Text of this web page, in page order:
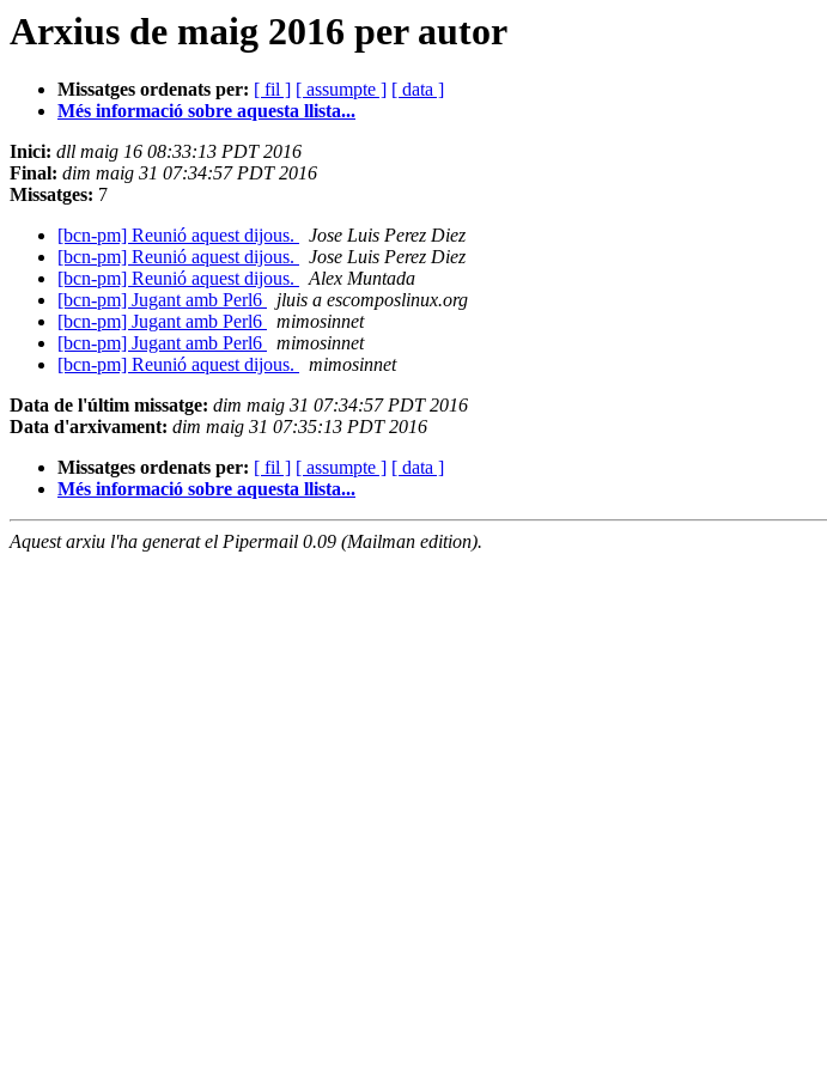
Arxius de maig 2016 per autor
Missatges ordenats per: [ fil ] [ assumpte ] [ data ]
Més informació sobre aquesta llista...
Inici: dll maig 16 08:33:13 PDT 2016
Final: dim maig 31 07:34:57 PDT 2016
Missatges: 7
[bcn-pm] Reunió aquest dijous.
Jose Luis Perez Diez
[bcn-pm] Reunió aquest dijous.
Jose Luis Perez Diez
[bcn-pm] Reunió aquest dijous.
Alex Muntada
[bcn-pm] Jugant amb Perl6
jluis a escomposlinux.org
[bcn-pm] Jugant amb Perl6
mimosinnet
[bcn-pm] Jugant amb Perl6
mimosinnet
[bcn-pm] Reunió aquest dijous.
mimosinnet
Data de l'últim missatge: dim maig 31 07:34:57 PDT 2016
Data d'arxivament: dim maig 31 07:35:13 PDT 2016
Missatges ordenats per: [ fil ] [ assumpte ] [ data ]
Més informació sobre aquesta llista...
Aquest arxiu l'ha generat el Pipermail 0.09 (Mailman edition).